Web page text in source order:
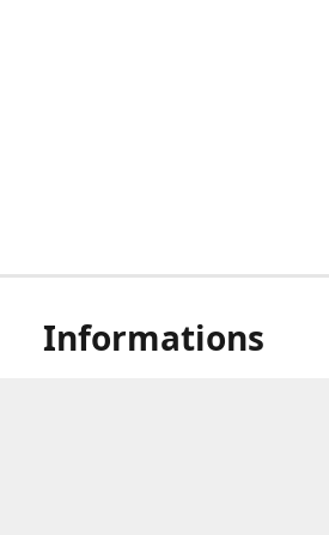
Informations